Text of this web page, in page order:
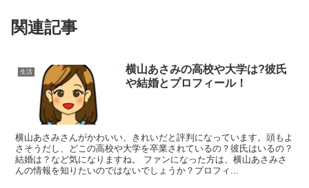
関連記事
生活
横山あさみの高校や大学は?彼氏
や結婚とプロフィール！
横山あさみさんがかわいい、きれいだと評判になっています。頭もよ
さそうだし、どこの高校や大学を卒業されているの？彼氏はいるの？
結婚は？など気になりますね。 ファンになった方は、横山あさみさ
んの情報を知りたいのではないでしょうか？プロフィ...